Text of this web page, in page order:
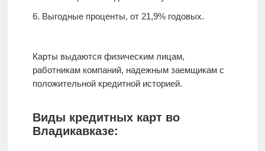
Выгодные проценты, от 21,9% годовых.
Карты выдаются физическим лицам,
работникам компаний, надежным заемщикам с
положительной кредитной историей.
Виды кредитных карт во
Владикавказе: